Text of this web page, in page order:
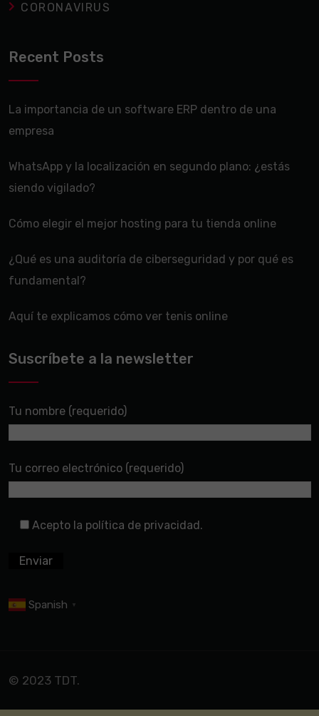
CORONAVIRUS
Recent Posts
La importancia de un software ERP dentro de una
empresa
WhatsApp y la localización en segundo plano: ¿estás
siendo vigilado?
Cómo elegir el mejor hosting para tu tienda online
¿Qué es una auditoría de ciberseguridad y por qué es
fundamental?
Aquí te explicamos cómo ver tenis online
Suscríbete a la newsletter
Tu nombre (requerido)
Tu correo electrónico (requerido)
Acepto la política de privacidad.
Spanish ▼
© 2023 TDT.